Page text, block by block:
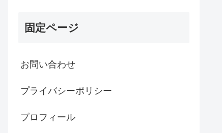
固定ページ
お問い合わせ
プライバシーポリシー
プロフィール